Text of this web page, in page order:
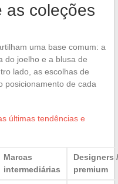
as coleções
uma base comum: a
do joelho e a blusa de
lado, as escolhas de
posicionamento de cada
últimas tendências e
Marcas
intermediárias
Designers /
premium